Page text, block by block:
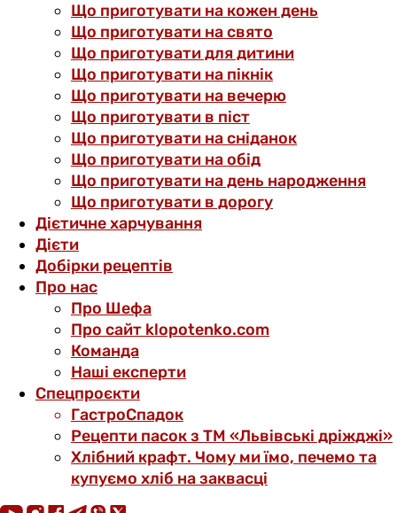
Що приготувати на кожен день
Що приготувати на свято
Що приготувати для дитини
Що приготувати на пікнік
Що приготувати на вечерю
Що приготувати в піст
Що приготувати на сніданок
Що приготувати на обід
Що приготувати на день народження
Що приготувати в дорогу
Дієтичне харчування
Дієти
Добірки рецептів
Про нас
Про Шефа
Про сайт klopotenko.com
Команда
Наші експерти
Спецпроєкти
ГастроСпадок
Рецепти пасок з ТМ «Львівські дріжджі»
Хлібний крафт. Чому ми їмо, печемо та
купуємо хліб на заквасці